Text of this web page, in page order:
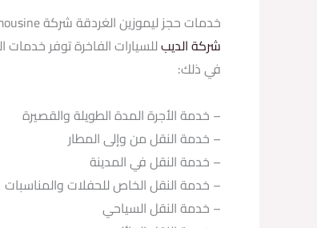
خدمات حجز ليموزين الغردقة شركة deep egypt limousine
شركة الديبللسيارات الفاخرة توفر
في ذلك:
– خدمة الأجرة المدة الطويلة والقصيرة
– خدمة النقل من وإلى المطار
– خدمة النقل في المدينة
– خدمة النقل الخاص للحفلات والمناسبات
– خدمة النقل السياحي